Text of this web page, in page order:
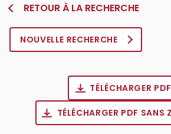
RETOUR À LA RECHERCHE
NOUVELLE RECHERCHE
TÉLÉCHARGER PDF
TÉLÉCHARGER PDF SANS